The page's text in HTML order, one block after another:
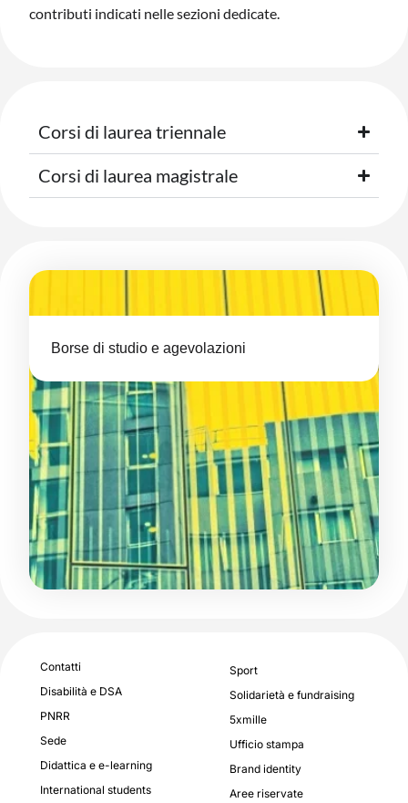
contributi indicati nelle sezioni dedicate.
Corsi di laurea triennale
Corsi di laurea magistrale
Borse di studio e agevolazioni
Contatti
Disabilità e DSA
PNRR
Sede
Didattica e e-learning
International students
Sport
Solidarietà e fundraising
5xmille
Ufficio stampa
Brand identity
Aree riservate